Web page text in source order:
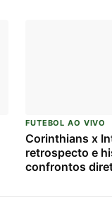
FUTEBOL AO VIVO
Corinthians x
retrospecto e
confrontos